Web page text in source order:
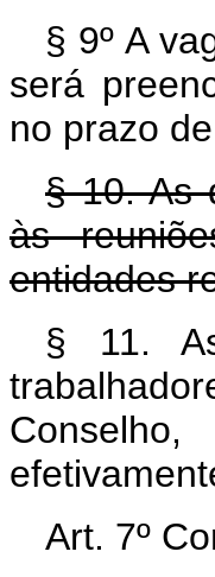
§ 9º A
será
no prazo
§ 10. As
às
entidades
§ 11.
Art. 7º